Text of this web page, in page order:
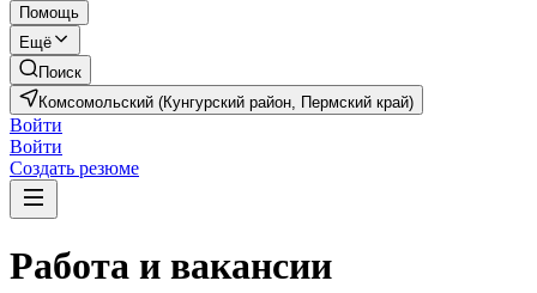
Помощь
Ещё
Поиск
Комсомольский (Кунгурский район, Пермский край)
Войти
Войти
Создать резюме
Работа и вакансии